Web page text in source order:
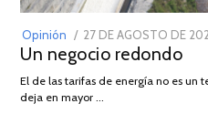
Opinión
POSTED
ON
27 DE AGOSTO DE
Un negocio redondo
El de las tarifas de energía no es un
deja en mayor …